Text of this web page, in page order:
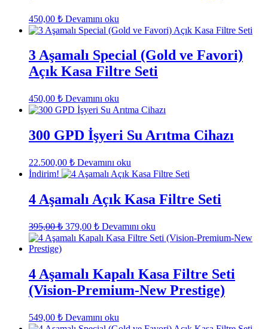
450,00 ₺ Devamını oku
3 Aşamalı Special (Gold ve Favori)
Açık Kasa Filtre Seti
450,00 ₺ Devamını oku
300 GPD İşyeri Su Arıtma Cihazı
22.500,00 ₺ Devamını oku
İndirim!
4 Aşamalı Açık Kasa Filtre Seti
395,00₺ Orijinal
fiyat:
379,00 ₺Şu
andaki
fiyat:
Devamını oku
4 Aşamalı Kapalı Kasa Filtre Seti
(Vision-Premium-New Prestige)
549,00 ₺ Devamını oku